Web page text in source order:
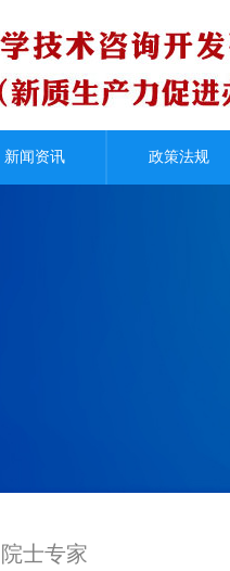
新闻资讯
优秀案例
政策法规
院士专家